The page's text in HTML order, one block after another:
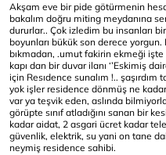
Akşam eve bir pide götürmenin
bakalım doğru miting meydanına
dururlar.. Çok izledim bu insanları
boyunları bükük son derece
bıkmadan, .umut fakirin ekmeği
kapı dan bir duvar ilanı ‘’Eskimiş
için Resıdence sunalım !..
yok işler residence dönmüş ne
var ya teşvik eden, aslında
görüpte sınıf atladığını sanan bir
kadar aidat, 2 asgari ücret kadar
güvenlik, elektrik, su yani on tane
neymiş residence sahibi.